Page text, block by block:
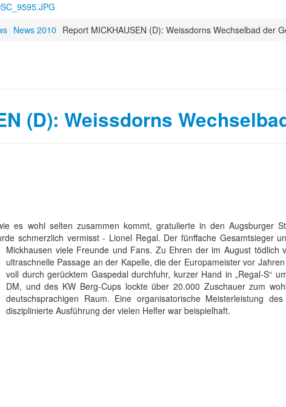
News 2010 Report MICKHAUSEN (D): Weissdorns Wechselbad der
(D): Weissdorns
es wohl selten zusammen kommt, gratulierte in den Augsburger
schmerzlich vermisst - Lionel Regal. Der fünffache Gesamtsieger
Mickhausen viele Freunde und Fans. Zu Ehren der im August tödlich
ultraschnelle Passage an der Kapelle, die der Europameister vor
voll durch gerücktem Gaspedal durchfuhr, kurzer Hand in „Regal-S“
DM, und des KW Berg-Cups lockte über 20.000 Zuschauer zum
deutschsprachigen Raum. Eine organisatorische Meisterleistung
disziplinierte Ausführung der vielen Helfer war beispielhaft.